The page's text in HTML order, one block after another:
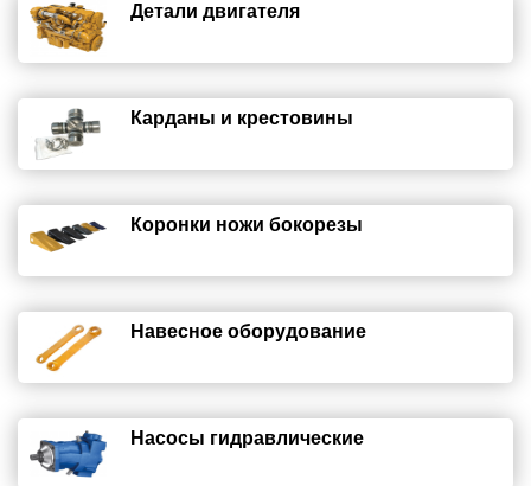
Детали двигателя
Карданы и крестовины
Коронки ножи бокорезы
Навесное оборудование
Насосы гидравлические